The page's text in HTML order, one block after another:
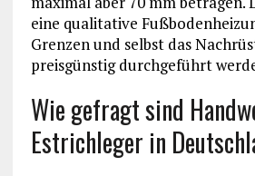
eine qualitative
Grenzen und selbst das
preisgünstig durchgeführt
Wie gefragt sind
Estrichleger in